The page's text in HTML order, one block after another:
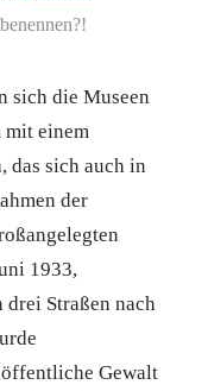
sich die Museen
mit einem
das sich auch in
der
1933,
Straßen nach
Gewalt